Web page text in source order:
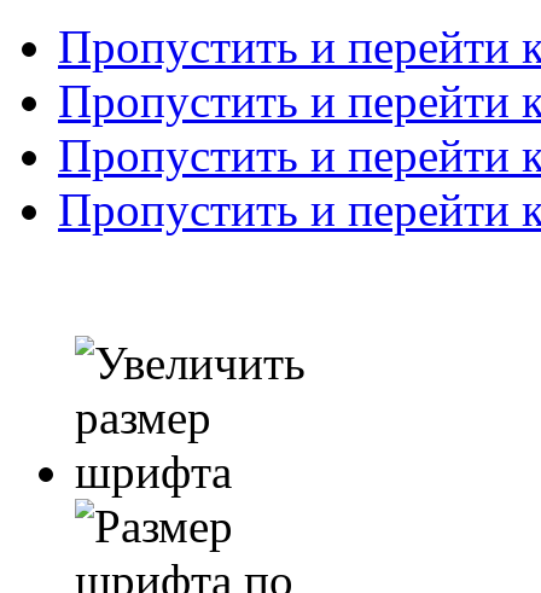
Пропустить и перейти
Пропустить и перейти
Пропустить и перейти
Пропустить и перейти